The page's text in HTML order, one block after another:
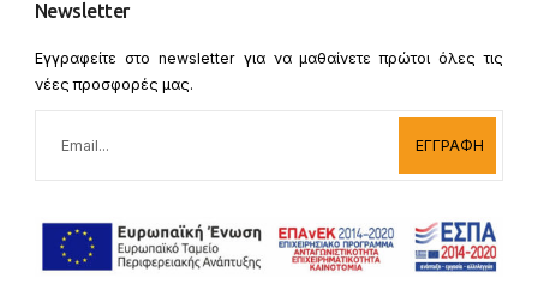
Newsletter
Εγγραφείτε στο newsletter για να μαθαίνετε πρώτοι όλες τις
νέες προσφορές μας.
ΕΓΓΡΑΦΗ